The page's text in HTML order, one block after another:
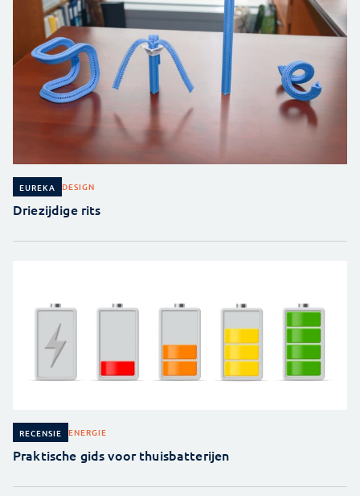
EUREKA DESIGN
Driezijdige rits
RECENSIE ENERGIE
Praktische gids voor thuisbatterijen